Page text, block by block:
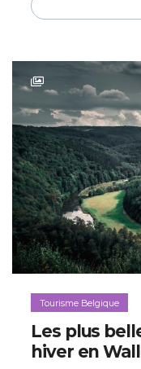
Tourisme Belgique
Les plus
hiver en